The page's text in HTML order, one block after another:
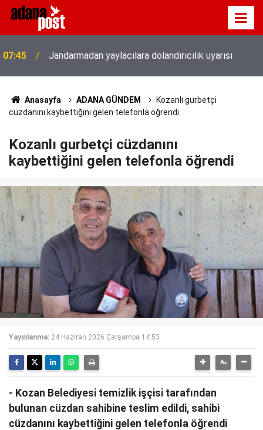
07:26 Fenerbahçe, avantaj elde etti
Anasayfa ADANA GÜNDEM
Kozanlı gurbetçi
cüzdanını kaybettiğini gelen telefonla öğrendi
Kozanlı gurbetçi cüzdanını
kaybettiğini gelen telefonla öğrendi
Yayınlanma: 24 Haziran 2026 Çarşamba 14:53
- Kozan Belediyesi temizlik işçisi tarafından
bulunan cüzdan sahibine teslim edildi, sahibi
cüzdanını kaybettiğini gelen telefonla öğrendi